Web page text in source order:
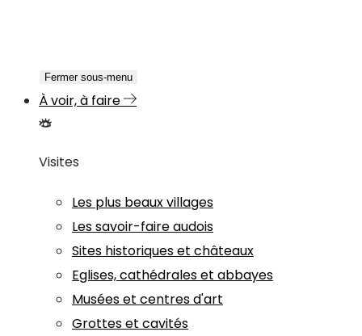
Fermer sous-menu
À voir, à faire
Visites
Les plus beaux villages
Les savoir-faire audois
Sites historiques et châteaux
Eglises, cathédrales et abbayes
Musées et centres d'art
Grottes et cavités